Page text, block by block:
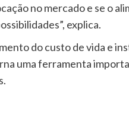
no mercado e se o
explica.
do custo de vida e
uma ferramenta